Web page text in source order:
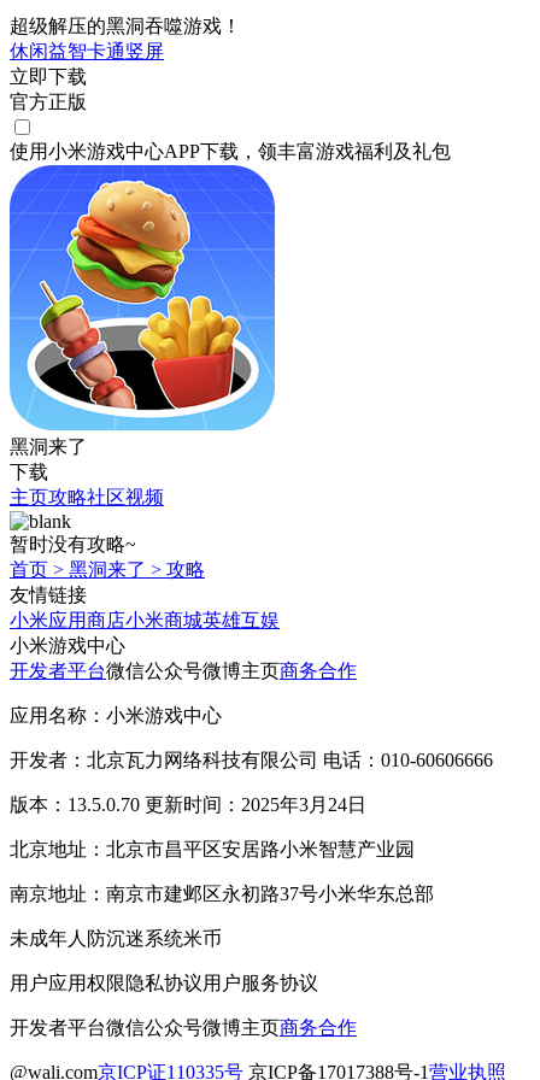
超级解压的黑洞吞噬游戏！
休闲益智卡通竖屏
立即下载
官方正版
使用小米游戏中心APP下载 ，领丰富游戏福利 及礼包
黑洞来了
下载
主页攻略社区视频
暂时没有攻略~
首页 > 黑洞来了 > 攻略
友情链接
小米应用商店小米商城英雄互娱
小米游戏中心
开发者平台微信公众号微博主页商务合作
应用名称：小米游戏中心
开发者：北京瓦力网络科技有限公司 电话：010-60606666
版本：13.5.0.70 更新时间：2025年3月24日
北京地址：北京市昌平区安居路小米智慧产业园
南京地址：南京市建邺区永初路37号小米华东总部
未成年人防沉迷系统米币
用户应用权限隐私协议用户服务协议
开发者平台微信公众号微博主页商务合作
@wali.com京ICP证110335号 京ICP备17017388号-1营业执照